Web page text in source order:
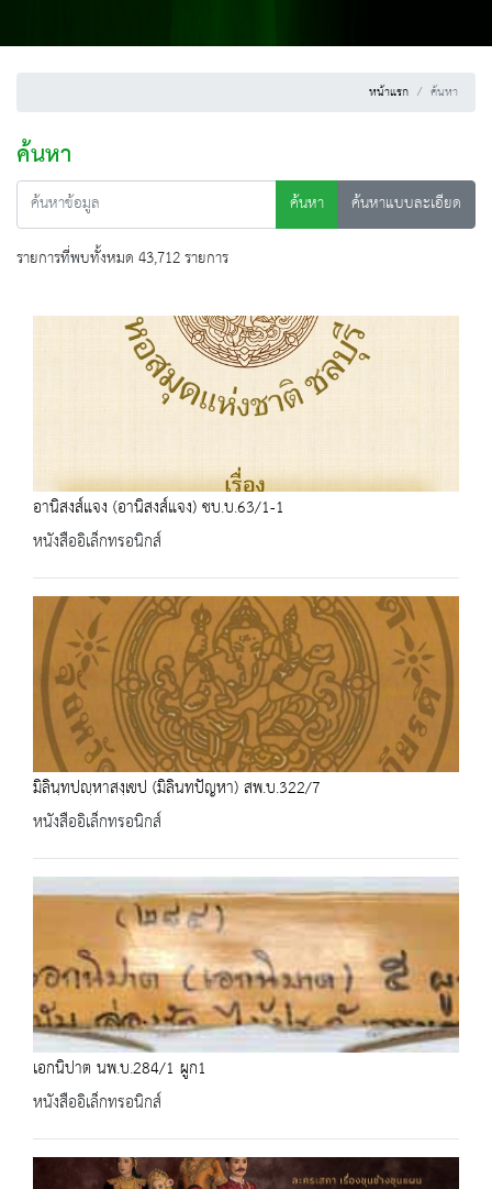
หน้าแรก ค้นหา
ค้นหา
ค้นหา
ค้นหาแบบละเอียด
รายการที่พบทั้งหมด 43,712 รายการ
อานิสงส์แจง (อานิสงส์แจง) ชบ.บ.63/1-1
หนังสืออิเล็กทรอนิกส์
มิลินฺทปญฺหาสงฺเขป (มิลินทปัญหา) สพ.บ.322/7
หนังสืออิเล็กทรอนิกส์
เอกนิปาต นพ.บ.284/1 ผูก1
หนังสืออิเล็กทรอนิกส์